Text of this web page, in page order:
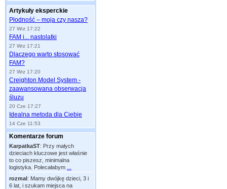
Artykuły eksperckie
Płodność – moja czy nasza?
27 Wrz 17:22
FAM i... nastolatki
27 Wrz 17:21
Dlaczego warto stosować
FAM?
27 Wrz 17:20
Creighton Model System -
zaawansowana obserwacja
śluzu
20 Cze 17:27
Idealna metoda dla Ciebie
14 Cze 11:53
Komentarze forum
KarpatkaST: Przy małych
dzieciach kluczowe jest właśnie
to co piszesz, minimalna
logistyka. Polecałabym
rozmal: Mamy dwójkę dzieci, 3 i
6 lat, i szukam miejsca na